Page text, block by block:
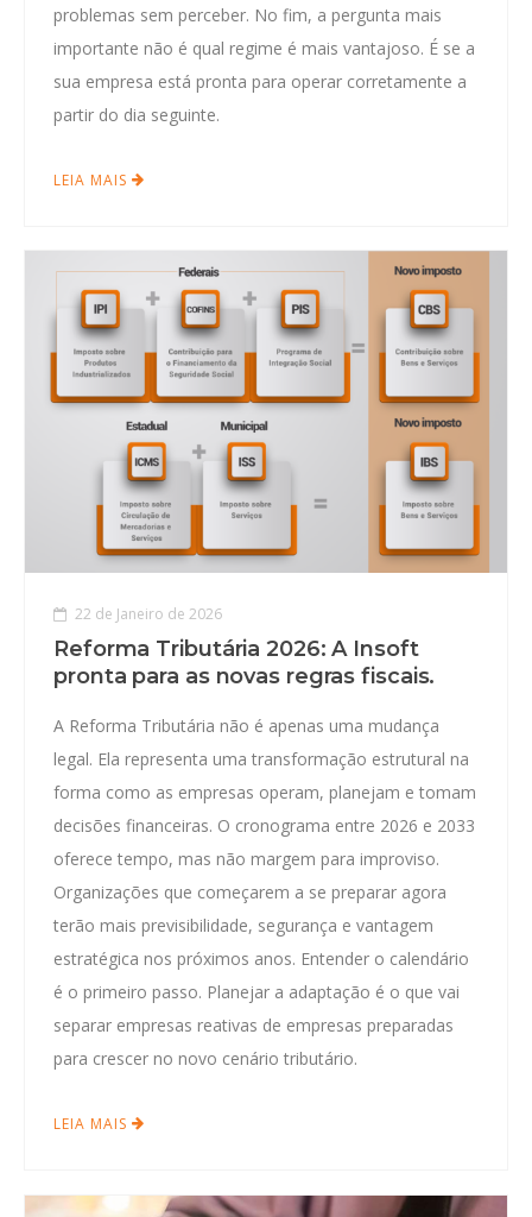
problemas sem perceber. No fim, a pergunta mais
importante não é qual regime é mais vantajoso. É se a
sua empresa está pronta para operar corretamente a
partir do dia seguinte.
LEIA MAIS
22 de Janeiro de 2026
Reforma Tributária 2026: A Insoft
pronta para as novas regras fiscais.
A Reforma Tributária não é apenas uma mudança
legal. Ela representa uma transformação estrutural na
forma como as empresas operam, planejam e tomam
decisões financeiras. O cronograma entre 2026 e 2033
oferece tempo, mas não margem para improviso.
Organizações que começarem a se preparar agora
terão mais previsibilidade, segurança e vantagem
estratégica nos próximos anos. Entender o calendário
é o primeiro passo. Planejar a adaptação é o que vai
separar empresas reativas de empresas preparadas
para crescer no novo cenário tributário.
LEIA MAIS